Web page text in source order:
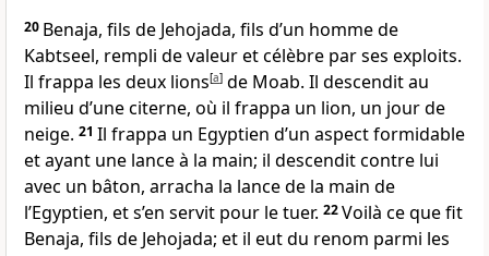
20 Benaja, fils de Jehojada, fils d’un homme de
Kabtseel, rempli de valeur et célèbre par ses exploits.
Il frappa les deux lions[a] de Moab. Il descendit au
milieu d’une citerne, où il frappa un lion, un jour de
neige. 21 Il frappa un Egyptien d’un aspect formidable
et ayant une lance à la main; il descendit contre lui
avec un bâton, arracha la lance de la main de
l’Egyptien, et s’en servit pour le tuer. 22Voilà ce que fit
Benaja, fils de Jehojada; et il eut du renom parmi les